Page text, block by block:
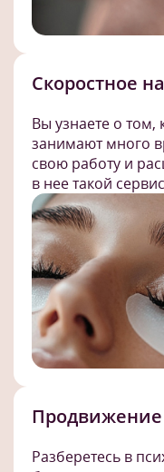
Скоростное
Вы узнаете о
занимают много
свою работу и
в нее такой
Разберетесь в